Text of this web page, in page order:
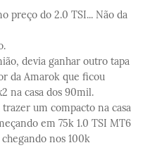
preço do 2.0 TSI... Não da
devia ganhar outro tapa
da Amarok que ficou
na casa dos 90mil.
um compacto na casa
em 75k 1.0 TSI MT6
nos 100k